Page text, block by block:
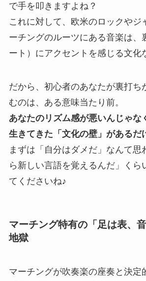
で手を叩きますよね？
これに対して、欧米のロックやジ
ーチングのルーツにある音楽は、
ート）にアクセントを感じる文化
だから、初心者のあなたが裏打ち
むのは、ある意味当たり前。
あなたのリズム感が悪いんじゃな
生きてきた「文化の壁」があるだ
まずは「自分はダメだ」なんて思
ら新しい言語を覚えるんだ」くら
てくださいね♪
マーチング特有の「足は表、
地獄
マーチングが吹奏楽の座奏と決定